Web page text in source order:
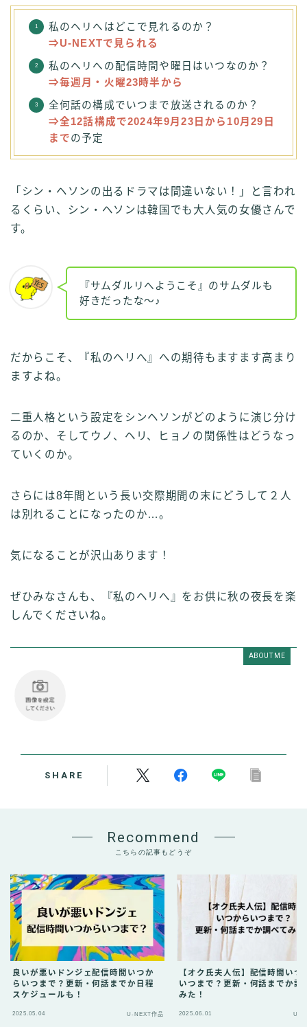
私のヘリへはどこで見れるのか？
⇒U-NEXTで見られる
私のヘリへの配信時間や曜日はいつなのか？
⇒毎週月・火曜23時半から
全何話の構成でいつまで放送されるのか？
⇒全12話構成で2024年9月23日から10月29日
までの予定
「シン・ヘソンの出るドラマは間違いない！」と言われ
るくらい、シン・ヘソンは韓国でも大人気の女優さんで
す。
『サムダルリへようこそ』のサムダルも
好きだったな～♪
だからこそ、『私のヘリへ』への期待もますます高まり
ますよね。
二重人格という設定をシンヘソンがどのように演じ分け
るのか、そしてウノ、ヘリ、ヒョノの関係性はどうなっ
ていくのか。
さらには8年間という長い交際期間の末にどうして２人
は別れることになったのか…。
気になることが沢山あります！
ぜひみなさんも、『私のヘリへ』をお供に秋の夜長を楽
しんでくださいね。
ABOUT ME
SHARE
Recommend
こちらの記事もどうぞ
良いが悪いドンジェ配信時間いつか
らいつまで？更新・何話までか日程
スケジュールも！
2025.05.04 U-NEXT作品
【オク氏夫人伝】配信時間いつ
いつまで？更新・何話までか調
みた！
2025.06.01 U-